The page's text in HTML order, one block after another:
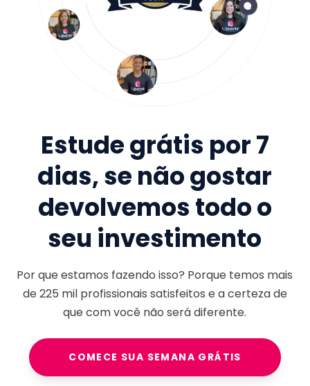
Estude grátis por 7
dias, se não gostar
devolvemos todo o
seu investimento
Por que estamos fazendo isso? Porque temos mais
de225 milprofissionais satisfeitos e a certeza de
que com você não será diferente.
COMECE SUA SEMANA GRÁTIS